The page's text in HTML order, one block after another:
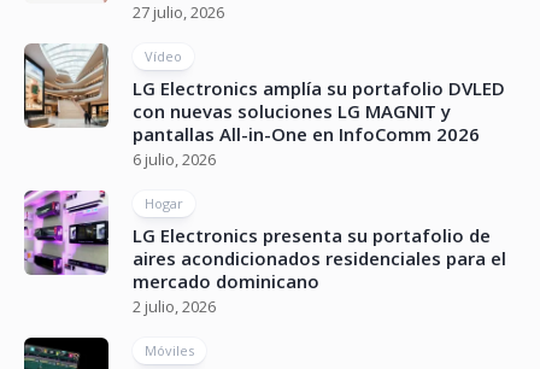
27 julio, 2026
Vídeo
LG Electronics amplía su portafolio DVLED
con nuevas soluciones LG MAGNIT y
pantallas All-in-One en InfoComm 2026
6 julio, 2026
Hogar
LG Electronics presenta su portafolio de
aires acondicionados residenciales para el
mercado dominicano
2 julio, 2026
Móviles